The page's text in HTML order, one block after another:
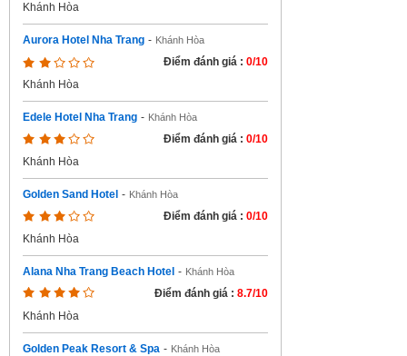
Khánh Hòa
Aurora Hotel Nha Trang - Khánh Hòa
Điểm đánh giá : 0/10
Khánh Hòa
Edele Hotel Nha Trang - Khánh Hòa
Điểm đánh giá : 0/10
Khánh Hòa
Golden Sand Hotel - Khánh Hòa
Điểm đánh giá : 0/10
Khánh Hòa
Alana Nha Trang Beach Hotel - Khánh Hòa
Điểm đánh giá : 8.7/10
Khánh Hòa
Golden Peak Resort & Spa - Khánh Hòa